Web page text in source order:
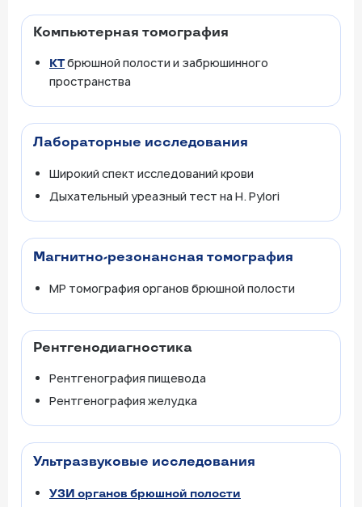
Компьютерная томография
КТбрюшной полости и забрюшинного
пространства
Лабораторные исследования
Широкий спект исследований крови
Дыхательный уреазный тест на H. Pylori
Магнитно-резонансная томография
МР томография органов брюшной полости
Рентгенодиагностика
Рентгенография пищевода
Рентгенография желудка
Ультразвуковые исследования
УЗИ органов брюшной полости